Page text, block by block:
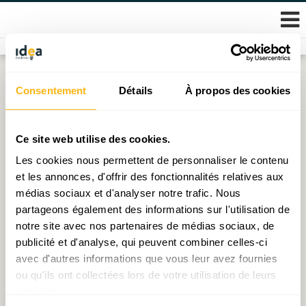
Consentement Détails À propos des cookies
Ce site web utilise des cookies.
Les cookies nous permettent de personnaliser le contenu
et les annonces, d'offrir des fonctionnalités relatives aux
médias sociaux et d'analyser notre trafic. Nous
partageons également des informations sur l'utilisation de
notre site avec nos partenaires de médias sociaux, de
publicité et d'analyse, qui peuvent combiner celles-ci
avec d'autres informations que vous leur avez fournies
ou qu'ils ont collectées lors de votre utilisation de leurs
Skip
content
Étiquette : investissement
Consensus économique 2026 d’IDEA : Yesterday
Publié le15.04.2026parIDEA
IDEA Economic Consensus 2026: Yesterday
Publié le 15.04.2026 par IDEA
Economic Consensus : Lost in Transition
Publié le10.04.2025parIDEA